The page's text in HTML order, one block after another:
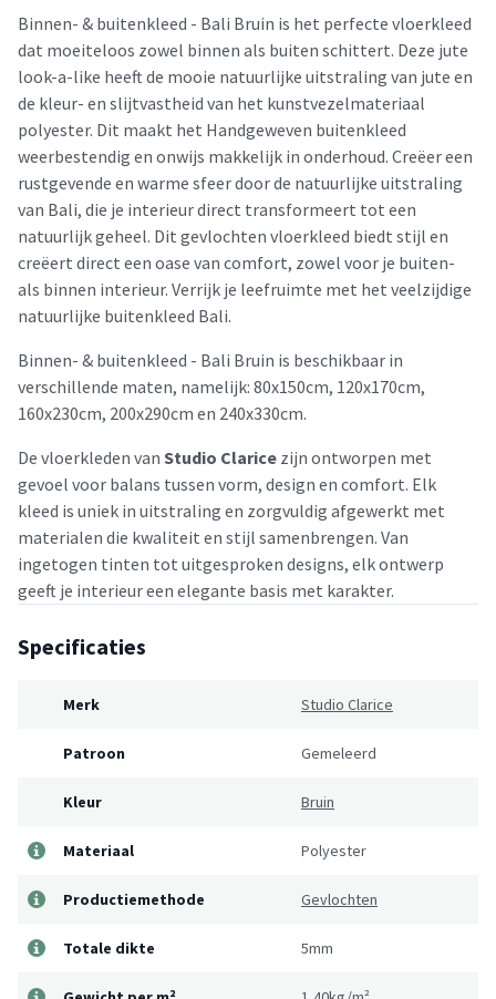
Binnen- & buitenkleed - Bali Bruin is het perfecte vloerkleed
dat moeiteloos zowel binnen als buiten schittert. Deze jute
look-a-like heeft de mooie natuurlijke uitstraling van jute en
de kleur- en slijtvastheid van het kunstvezelmateriaal
polyester. Dit maakt het Handgeweven buitenkleed
weerbestendig en onwijs makkelijk in onderhoud. Creëer een
rustgevende en warme sfeer door de natuurlijke uitstraling
van Bali, die je interieur direct transformeert tot een
natuurlijk geheel. Dit gevlochten vloerkleed biedt stijl en
creëert direct een oase van comfort, zowel voor je buiten-
als binnen interieur. Verrijk je leefruimte met het veelzijdige
natuurlijke buitenkleed Bali.
Binnen- & buitenkleed - Bali Bruin is beschikbaar in
verschillende maten, namelijk: 80x150cm, 120x170cm,
160x230cm, 200x290cm en 240x330cm.
De vloerkleden van Studio Clarice zijn ontworpen met
gevoel voor balans tussen vorm, design en comfort. Elk
kleed is uniek in uitstraling en zorgvuldig afgewerkt met
materialen die kwaliteit en stijl samenbrengen. Van
ingetogen tinten tot uitgesproken designs, elk ontwerp
geeft je interieur een elegante basis met karakter.
Specificaties
Merk Studio Clarice
Patroon Gemeleerd
Kleur Bruin
Materiaal Polyester
Productiemethode Gevlochten
Totale dikte 5mm